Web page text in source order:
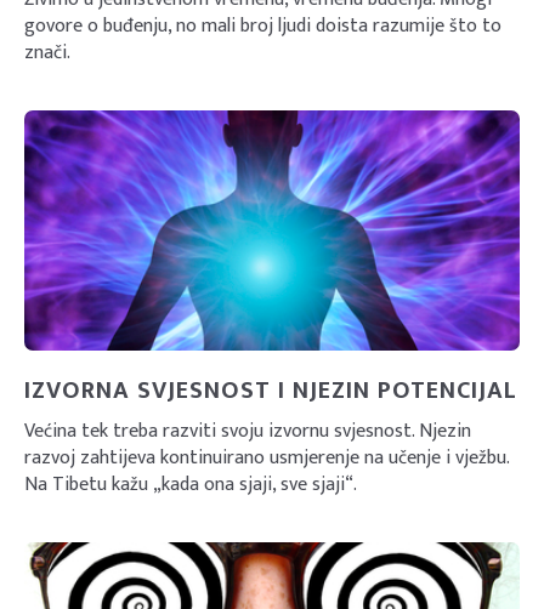
govore o buđenju, no mali broj ljudi doista razumije što to
znači.
IZVORNA SVJESNOST I NJEZIN POTENCIJAL
Većina tek treba razviti svoju izvornu svjesnost. Njezin
razvoj zahtijeva kontinuirano usmjerenje na učenje i vježbu.
Na Tibetu kažu „kada ona sjaji, sve sjaji“.